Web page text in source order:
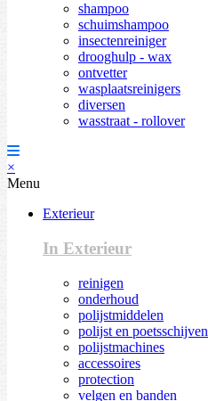
shampoo
schuimshampoo
insectenreiniger
drooghulp - wax
ontvetter
wasplaatsreinigers
diversen
wasstraat - rollover
×
Menu
Exterieur
In Exterieur
reinigen
onderhoud
polijstmiddelen
polijst en poetsschijven
polijstmachines
accessoires
protection
velgen en banden